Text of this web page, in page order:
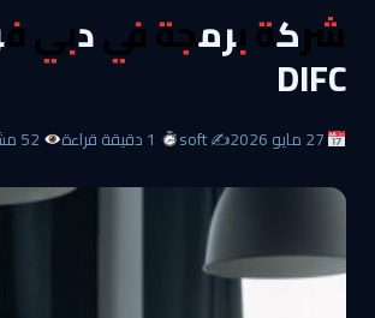
شركة برمجة في دبي
DIFC
27 مايو 2026 ✍️ soft 52 مشاهدة